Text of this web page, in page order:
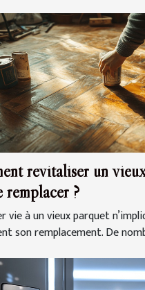
revitaliser un
remplacer ?
vie à un vieux parquet
son remplacement. De